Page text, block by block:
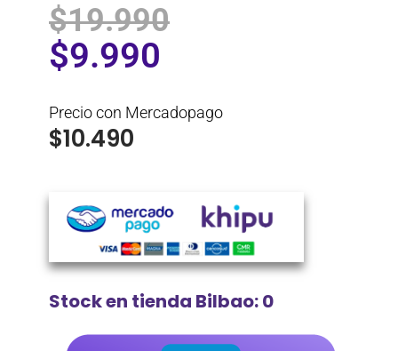
$19.990
$9.990
Precio con Mercadopago
$10.490
Stock en tienda Bilbao: 0